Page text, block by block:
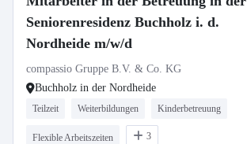
Seniorenresidenz Buchholz i. d.
Nordheide m/w/d
compassio Gruppe B.V. & Co. KG
Buchholz in der Nordheide
Teilzeit Weiterbildungen Kinderbetreuung
Flexible Arbeitszeiten 3